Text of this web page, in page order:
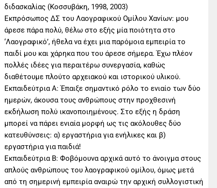
διδασκαλίας (Κοσσυβάκη, 1998, 2003)
Εκπρόσωπος ΔΣ του Λαογραφικού Ομίλου Χανίων: μου
άρεσε πάρα πολύ, θέλω στο εξής μία ποιότητα στο
‘Λαογραφικό’, ήθελα να έχει μια παρόμοια εμπειρία το
παιδί μου και χάρηκα που του άρεσε σήμερα. Έχω πλέον
πολλές ιδέες για περαιτέρω συνεργασία, καθώς
διαθέτουμε πλούτο αρχειακού και ιστορικού υλικού.
Εκπαιδεύτρια Α: Έπαιξε σημαντικό ρόλο το ενιαίο των δύο
ημερών, άκουσα τους ανθρώπους στην προχθεσινή
εκδήλωση πολύ ικανοποιημένους. Στο εξής η δράση
μπορεί να πάρει ενιαία μορφή ως τις ακόλουθες δύο
κατευθύνσεις: α) εργαστήρια για ενήλικες και β)
εργαστήρια για παιδιά!
Εκπαιδεύτρια Β: Φοβόμουνα αρχικά αυτό το άνοιγμα στους
απλούς ανθρώπους του λαογραφικού ομίλου, όμως μετά
από τη σημερινή εμπειρία αναιρώ την αρχική συλλογιστική